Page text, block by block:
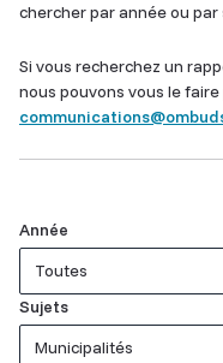
chercher par année ou par
Si vous recherchez un
nous pouvons vous le
Année
Sujets